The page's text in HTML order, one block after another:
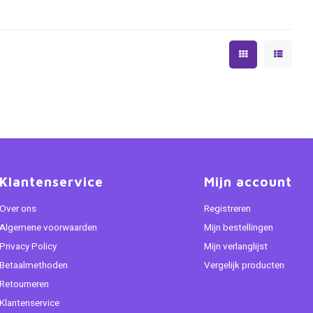
Klantenservice
Over ons
Algemene voorwaarden
Privacy Policy
Betaalmethoden
Retourneren
Klantenservice
Mijn account
Registreren
Mijn bestellingen
Mijn verlanglijst
Vergelijk producten